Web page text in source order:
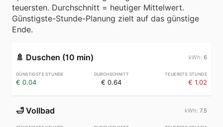
teuersten. Durchschnitt = heutiger Mittelwert.
Günstigste-Stunde-Planung zielt auf das günstige
Ende.
🚿 Duschen (10 min) 6
€ 0.04 € 0.64 € 1.02
🛁 Vollbad 7.5